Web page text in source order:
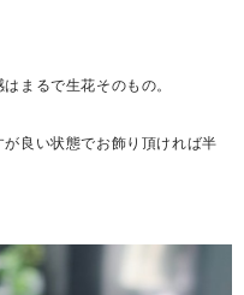
まるで生花そのもの。
良い状態でお飾り頂ければ半